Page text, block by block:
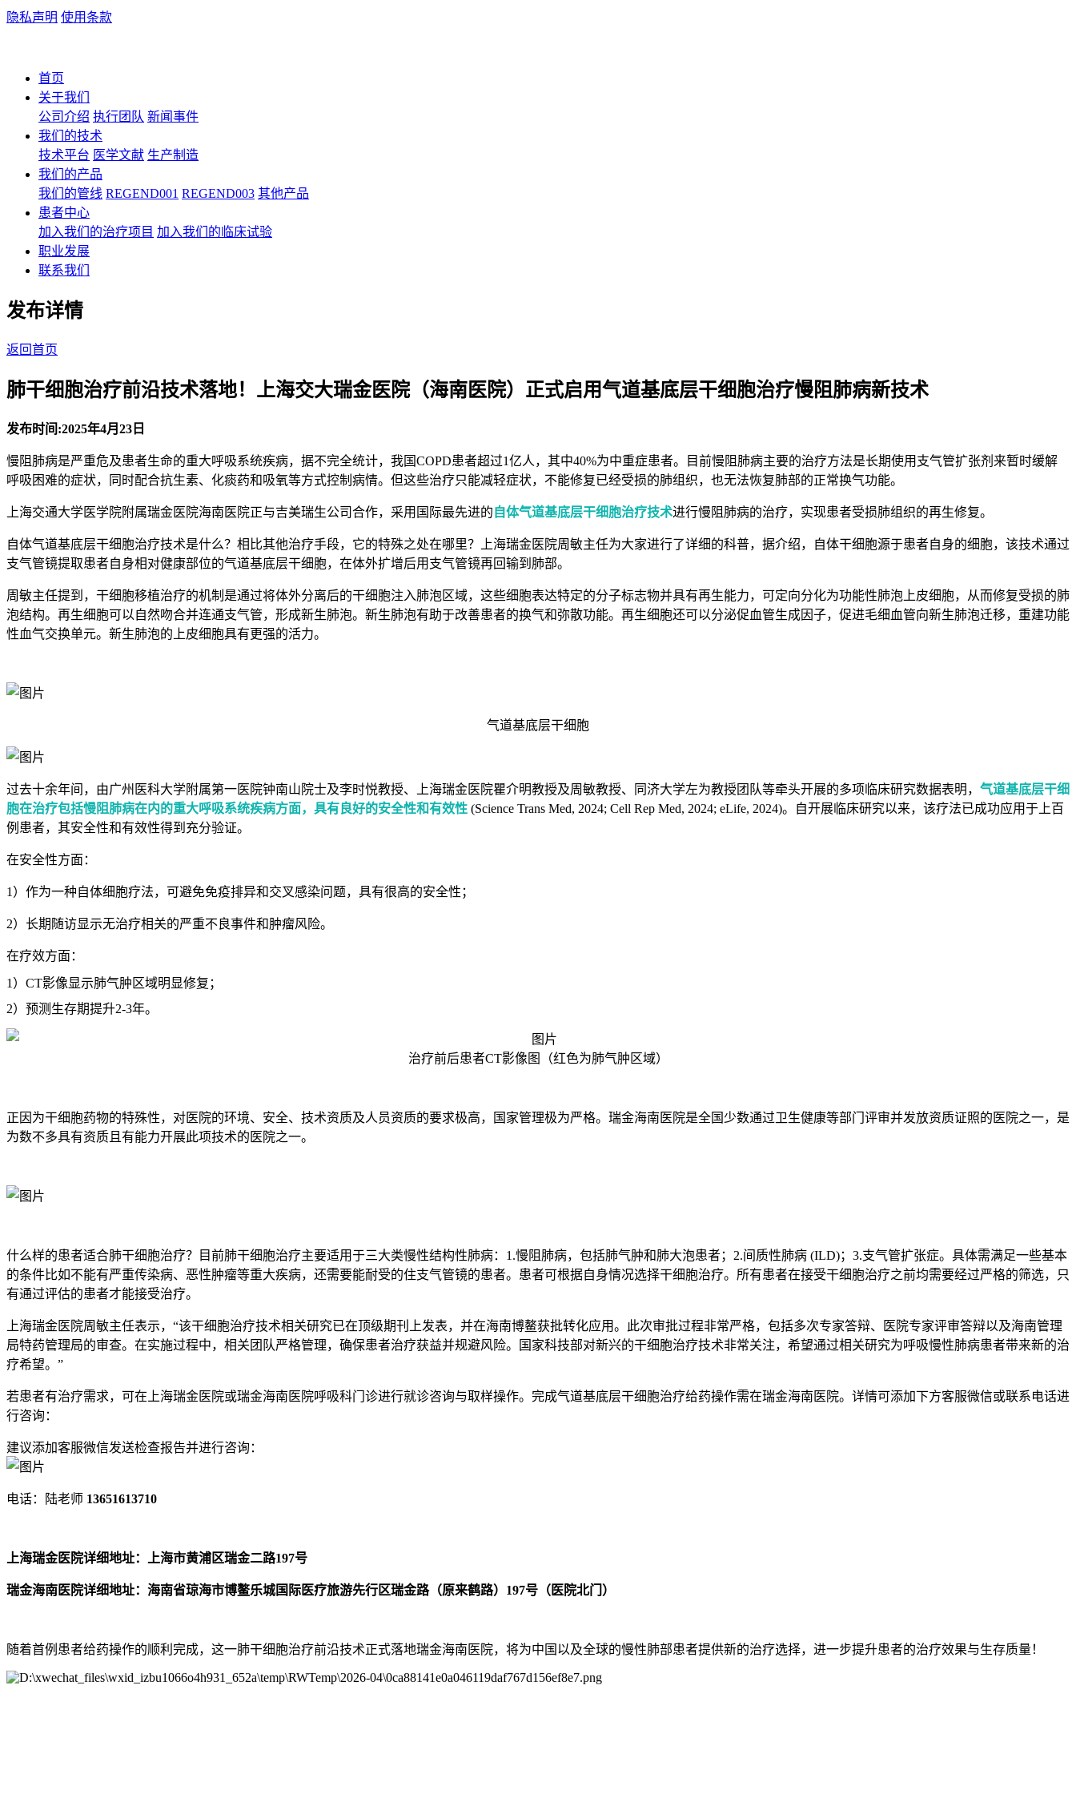
隐私声明 使用条款
首页
关于我们
公司介绍 执行团队 新闻事件
我们的技术
技术平台 医学文献 生产制造
我们的产品
我们的管线 REGEND001 REGEND003 其他产品
患者中心
加入我们的治疗项目 加入我们的临床试验
职业发展
联系我们
发布详情
返回首页
肺干细胞治疗前沿技术落地！上海交大瑞金医院（海南医院）正式启用气道基底层干细胞治疗慢阻肺病新技术
发布时间:2025年4月23日
慢阻肺病是严重危及患者生命的重大呼吸系统疾病，据不完全统计，我国COPD患者超过1亿人，其中40%为中重症患者。目前慢阻肺病主要的治疗方法是长期使用支气管扩张剂来暂时缓解
呼吸困难的症状，同时配合抗生素、化痰药和吸氧等方式控制病情。但这些治疗只能减轻症状，不能修复已经受损的肺组织，也无法恢复肺部的正常换气功能。
上海交通大学医学院附属瑞金医院海南医院正与吉美瑞生公司合作，采用国际最先进的 自体气道基底层干细胞治疗技术进行慢阻肺病的治疗，实现患者受损肺组织的再生修复。
自体气道基底层干细胞治疗技术是什么？相比其他治疗手段，它的特殊之处在哪里？上海瑞金医院周敏主任为大家进行了详细的科普，据介绍，自体干细胞源于患者自身的细胞，该技术通过
支气管镜提取患者自身相对健康部位的气道基底层干细胞，在体外扩增后用支气管镜再回输到肺部。
周敏主任提到，干细胞移植治疗的机制是通过将体外分离后的干细胞注入肺泡区域，这些细胞表达特定的分子标志物并具有再生能力，可定向分化为功能性肺泡上皮细胞，从而修复受损的肺
泡结构。再生细胞可以自然吻合并连通支气管，形成新生肺泡。新生肺泡有助于改善患者的换气和弥散功能。再生细胞还可以分泌促血管生成因子，促进毛细血管向新生肺泡迁移，重建功能
性血气交换单元。新生肺泡的上皮细胞具有更强的活力。
气道基底层干细胞
过去十余年间，由广州医科大学附属第一医院钟南山院士及李时悦教授、上海瑞金医院瞿介明教授及周敏教授、同济大学左为教授团队等牵头开展的多项临床研究数据表明， 气道基底层干细
胞在治疗包括慢阻肺病在内的重大呼吸系统疾病方面，具有良好的安全性和有效性 (Science Trans Med, 2024; Cell Rep Med, 2024; eLife, 2024)。自开展临床研究以来，该疗法已成功应用于上百
例患者，其安全性和有效性得到充分验证。
在安全性方面：
1）作为一种自体细胞疗法，可避免免疫排异和交叉感染问题，具有很高的安全性；
2）长期随访显示无治疗相关的严重不良事件和肿瘤风险。
在疗效方面：
1）CT影像显示肺气肿区域明显修复；
2）预测生存期提升2-3年。
治疗前后患者CT影像图（红色为肺气肿区域）
正因为干细胞药物的特殊性，对医院的环境、安全、技术资质及人员资质的要求极高，国家管理极为严格。瑞金海南医院是全国少数通过卫生健康等部门评审并发放资质证照的医院之一，是
为数不多具有资质且有能力开展此项技术的医院之一。
什么样的患者适合肺干细胞治疗？目前肺干细胞治疗主要适用于三大类慢性结构性肺病：1.慢阻肺病，包括肺气肿和肺大泡患者；2.间质性肺病 (ILD)；3.支气管扩张症。具体需满足一些基本
的条件比如不能有严重传染病、恶性肿瘤等重大疾病，还需要能耐受的住支气管镜的患者。患者可根据自身情况选择干细胞治疗。所有患者在接受干细胞治疗之前均需要经过严格的筛选，只
有通过评估的患者才能接受治疗。
上海瑞金医院周敏主任表示，“该干细胞治疗技术相关研究已在顶级期刊上发表，并在海南博鳌获批转化应用。此次审批过程非常严格，包括多次专家答辩、医院专家评审答辩以及海南管理
局特药管理局的审查。在实施过程中，相关团队严格管理，确保患者治疗获益并规避风险。国家科技部对新兴的干细胞治疗技术非常关注，希望通过相关研究为呼吸慢性肺病患者带来新的治
疗希望。”
若患者有治疗需求，可在上海瑞金医院或瑞金海南医院呼吸科门诊进行就诊咨询与取样操作。完成气道基底层干细胞治疗给药操作需在瑞金海南医院。详情可添加下方客服微信或联系电话进
行咨询：
建议添加客服微信发送检查报告并进行咨询：
电话：陆老师 13651613710
上海瑞金医院详细地址：上海市黄浦区瑞金二路197号
瑞金海南医院详细地址：海南省琼海市博鳌乐城国际医疗旅游先行区瑞金路（原来鹤路）197号（医院北门）
随着首例患者给药操作的顺利完成，这一肺干细胞治疗前沿技术正式落地瑞金海南医院，将为中国以及全球的慢性肺部患者提供新的治疗选择，进一步提升患者的治疗效果与生存质量！